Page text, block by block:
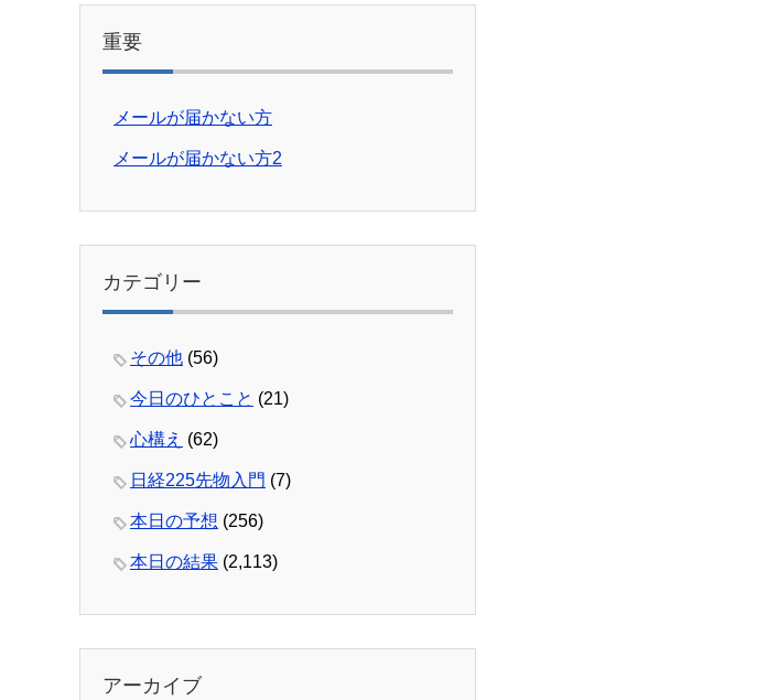
重要
メールが届かない方
メールが届かない方2
カテゴリー
その他 (56)
今日のひとこと (21)
心構え (62)
日経225先物入門 (7)
本日の予想 (256)
本日の結果 (2,113)
アーカイブ